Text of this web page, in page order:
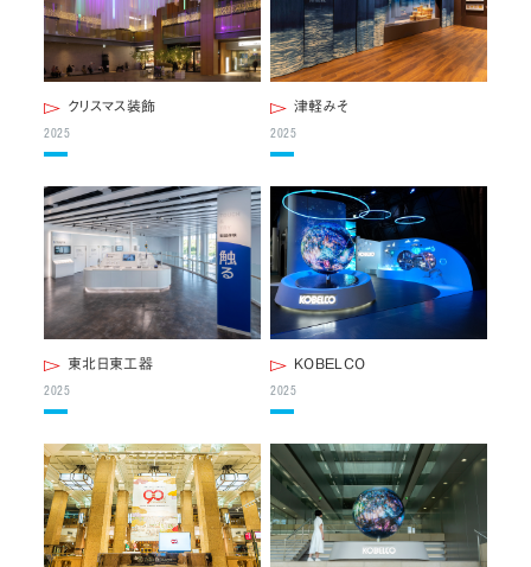
乃村工藝社グループ
パートナー
お問い合わせ
プライバシーポリシー
ご利用規約・免責事項
サイトマップ
内部通報窓口
© NOMURA medias Co.,Ltd. All rights reserved.
クリスマス装飾
2025
津軽みそ
2025
東北日東工器
2025
KOBELCO
2025